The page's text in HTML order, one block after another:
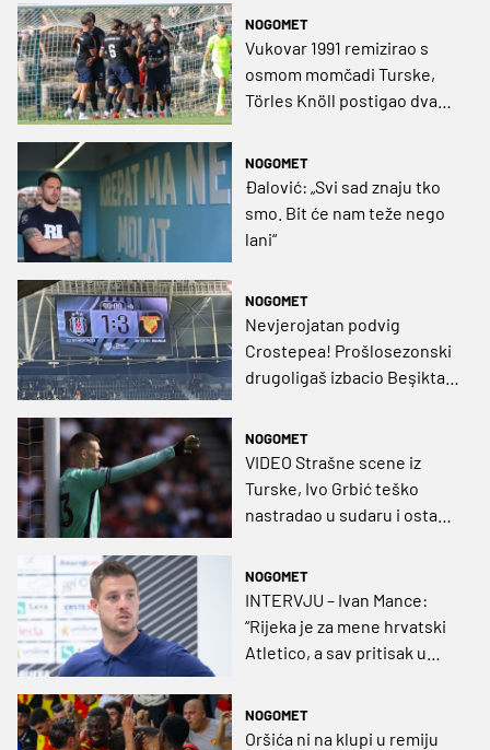
NOGOMET
Vukovar 1991 remizirao s
osmom momčadi Turske,
Törles Knöll postigao dva
NOGOMET
Đalović: „Svi sad znaju tko
smo. Bit će nam teže nego
lani“
NOGOMET
Nevjerojatan podvig
Crostepea! Prošlosezonski
drugoligaš izbacio Beşiktaş
polufinale Kupa
NOGOMET
VIDEO Strašne scene iz
Turske, Ivo Grbić teško
nastradao u sudaru i ostao
NOGOMET
INTERVJU – Ivan Mance:
“Rijeka je za mene hrvatski
Atletico, a sav pritisak u
NOGOMET
Oršića ni na klupi u remiju